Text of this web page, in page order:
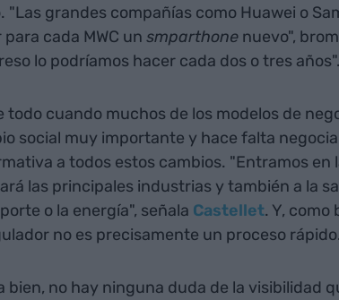
"Las grandes compañías como Huawei o
para cada MWC un smparthonenuevo",
lo podríamos hacer cada dos o tres años".
todo cuando muchos de los modelos de
social muy importante y hace falta
a todos estos cambios. "Entramos
las principales industrias y también a la
o la energía", señala Castellet. Y, como
no es precisamente un proceso rápido.
bien, no hay ninguna duda de la visibilidad